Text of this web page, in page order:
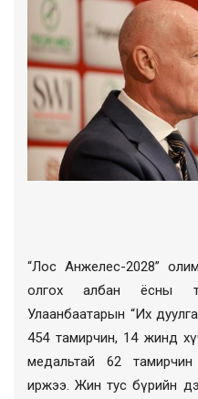
“Лос Анжелес-2028”
олгох албан ёсны
Улаанбаатарын “Их
454 тамирчин, 14 жинд
медальтай 62
иржээ. Жин тус бүрийн